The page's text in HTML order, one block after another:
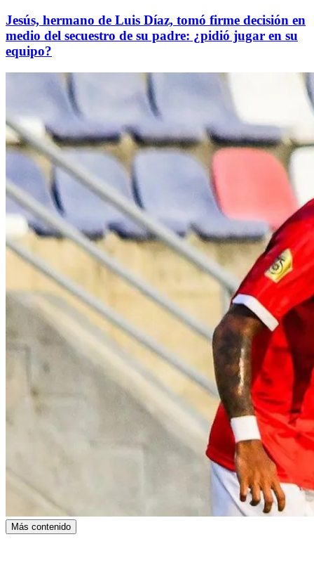
Jesús, hermano de Luis Díaz, tomó firme decisión en
medio del secuestro de su padre: ¿pidió jugar en su
equipo?
Más contenido